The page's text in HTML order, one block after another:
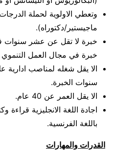
وتعطي الاولوية لحملة
ماجيستير/دكتوراه).
خبرة لا تقل عن عشر سنوات
خبرة في مجال العمل التنموي
الا يقل شغله لمناصب
سنوات الخبرة.
الا يقل العمر عن 40 عام.
اجادة اللغة الانجليزية قراءة
باللغة الفرنسية.
القدرات والمهارات